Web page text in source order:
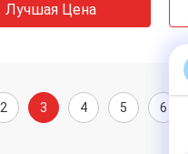
Лучшая Цена
2 3 4 5 6